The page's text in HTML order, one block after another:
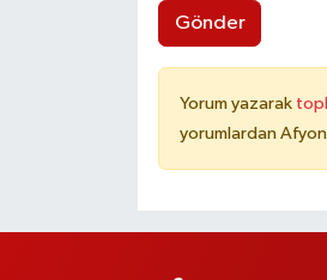
Gönder
Yorum yazarak
yorumlardan